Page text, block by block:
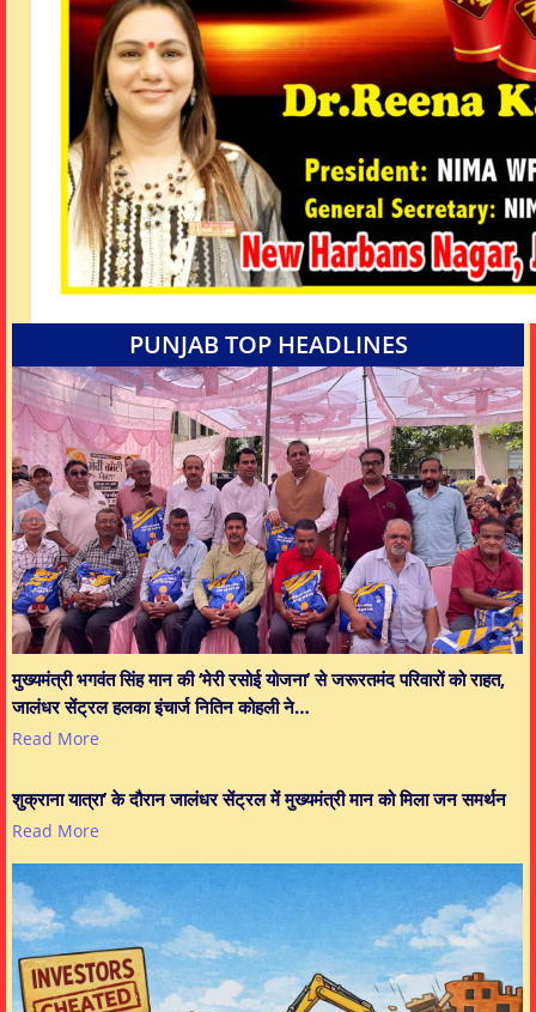
PUNJAB TOP HEADLINES
मुख्यमंत्री भगवंत सिंह मान की ‘मेरी रसोई योजना’ से जरूरतमंद परिवारों को राहत,
जालंधर सेंट्रल हलका इंचार्ज नितिन कोहली ने…
Read More
शुक्राना यात्रा’ के दौरान जालंधर सेंट्रल में मुख्यमंत्री मान को मिला जन समर्थन
Read More